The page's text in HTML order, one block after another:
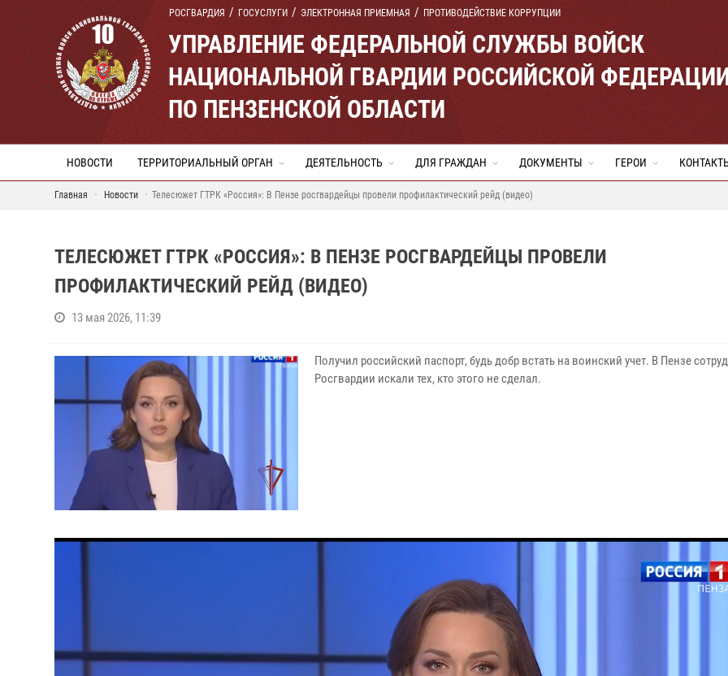
РОСГВАРДИЯ ГОСУСЛУГИ ЭЛЕКТРОННАЯ ПРИЕМНАЯ ПРОТИВОДЕЙСТВИЕ КОРРУПЦИИ
УПРАВЛЕНИЕ ФЕДЕРАЛЬНОЙ СЛУЖБЫ ВОЙСК
НАЦИОНАЛЬНОЙ ГВАРДИИ РОССИЙСКОЙ
ПО ПЕНЗЕНСКОЙ ОБЛАСТИ
НОВОСТИ ТЕРРИТОРИАЛЬНЫЙ ОРГАН ДЕЯТЕЛЬНОСТЬ ДЛЯ ГРАЖДАН ДОКУМЕНТЫ ГЕРОИ
Главная Новости Телесюжет ГТРК «Россия»: В Пензе росгвардейцы провели профилактический рейд (видео)
ТЕЛЕСЮЖЕТ ГТРК «РОССИЯ»: В ПЕНЗЕ РОСГВАРДЕЙЦЫ ПРОВЕЛИ
ПРОФИЛАКТИЧЕСКИЙ РЕЙД (ВИДЕО)
13 мая 2026, 11:39
Получил российский паспорт, будь добр встать на воинский учет. В Пензе
Росгвардии искали тех, кто этого не сделал.